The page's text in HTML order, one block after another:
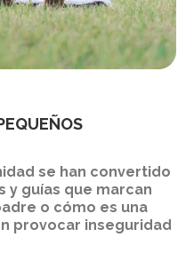
se han convertido
y guías que marcan
o cómo es una
provocar inseguridad